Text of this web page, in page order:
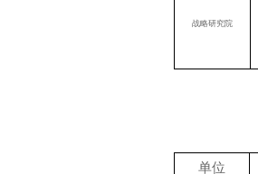
战略研究院
单位